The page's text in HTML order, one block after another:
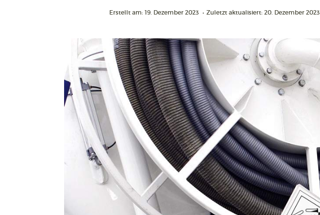
Erstellt am: 19. Dezember 2023 • Zuletzt aktualisiert: 20. Dezember 2023